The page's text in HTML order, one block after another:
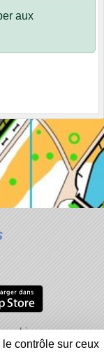
aux
inapproprié
contrôle sur ceux